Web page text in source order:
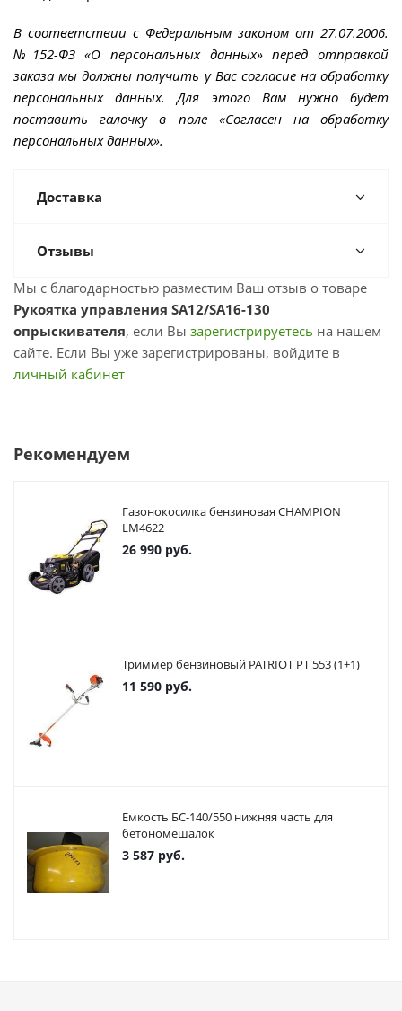
В соответствии с Федеральным законом от 27.07.2006.
№152-ФЗ «О персональных данных» перед отправкой
заказа мы должны получить у Вас согласие на обработку
персональных данных. Для этого Вам нужно будет
поставить галочку в поле «Согласен на обработку
персональных данных».
Доставка
Отзывы
Мы с благодарностью разместим Ваш отзыв о товаре
Рукоятка управления SA12/SA16-130
опрыскивателя, если Вы зарегистрируетесь на нашем
сайте. Если Вы уже зарегистрированы, войдите в
личный кабинет
Рекомендуем
Газонокосилка бензиновая CHAMPION
LM4622
26 990 руб.
Триммер бензиновый PATRIOT PT 553 (1+1)
11 590 руб.
Емкость БС-140/550 нижняя часть для
бетономешалок
3 587 руб.